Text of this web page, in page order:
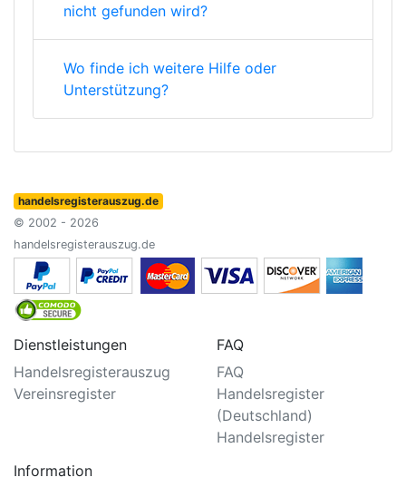
nicht gefunden wird?
Wo finde ich weitere Hilfe oder
Unterstützung?
handelsregisterauszug.de
© 2002 - 2026
handelsregisterauszug.de
Dienstleistungen
Handelsregisterauszug
Vereinsregister
FAQ
FAQ
Handelsregister
(Deutschland)
Handelsregister
Information